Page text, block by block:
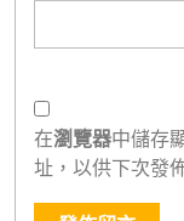
在瀏覽器中儲存
址，以供下次發